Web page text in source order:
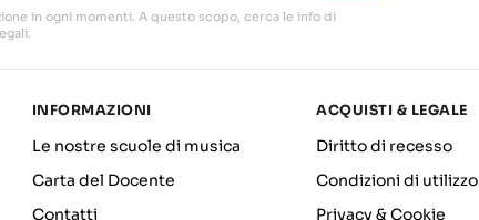
in ogni momenti. A questo scopo, cerca le info di
INFORMAZIONI
Le nostre scuole di musica
Carta del Docente
Contatti
ACQUISTI & LEGALE
Diritto di recesso
Condizioni di utilizzo
Privacy & Cookie